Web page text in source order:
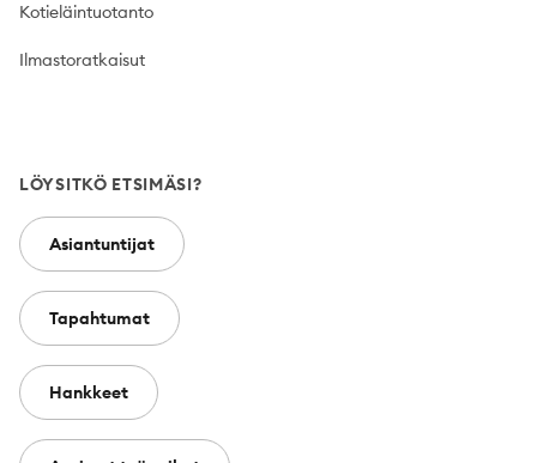
Kotieläintuotanto
Ilmastoratkaisut
LÖYSITKÖ ETSIMÄSI?
Asiantuntijat
Tapahtumat
Hankkeet